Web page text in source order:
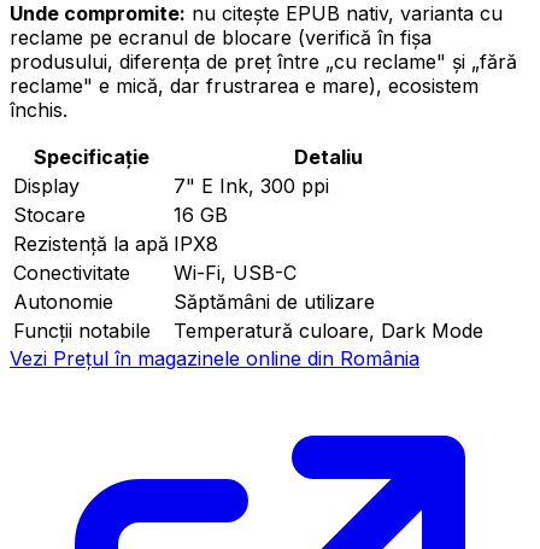
Unde compromite: nu citește EPUB nativ, varianta cu
reclame pe ecranul de blocare (verifică în fișa
produsului, diferența de preț între „cu reclame" și „fără
reclame" e mică, dar frustrarea e mare), ecosistem
închis.
Specificație
Detaliu
Display
7" E Ink, 300 ppi
Stocare
16 GB
Rezistență la apă IPX8
Conectivitate
Wi-Fi, USB-C
Autonomie
Săptămâni de utilizare
Funcții notabile
Temperatură culoare, Dark Mode
Vezi Prețul în magazinele online din România